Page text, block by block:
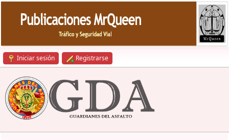
Iniciar sesión Registrarse